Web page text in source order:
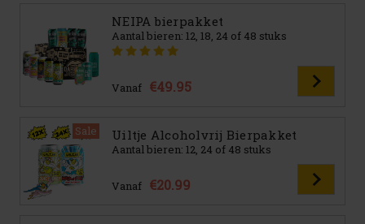
NEIPA bierpakket
Aantal bieren: 12, 18, 24 of 48 stuks
Vanaf €49.95
Sale Uiltje Alcoholvrij Bierpakket
Aantal bieren: 12, 24 of 48 stuks
Vanaf €20.99